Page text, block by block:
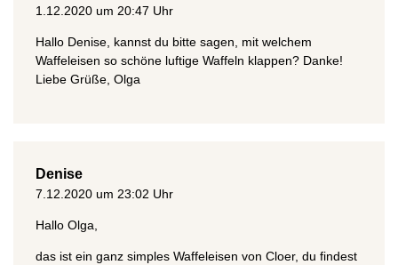
1.12.2020 um 20:47 Uhr
Hallo Denise, kannst du bitte sagen, mit welchem
Waffeleisen so schöne luftige Waffeln klappen? Danke!
Liebe Grüße, Olga
Denise
7.12.2020 um 23:02 Uhr
Hallo Olga,
das ist ein ganz simples Waffeleisen von Cloer, du findest